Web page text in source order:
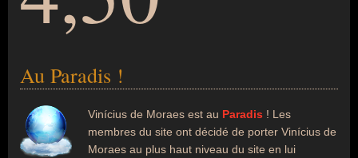
Au Paradis !
Vinícius de Moraes est au Paradis ! Les
membres du site ont décidé de porter Vinícius de
Moraes au plus haut niveau du site en lui